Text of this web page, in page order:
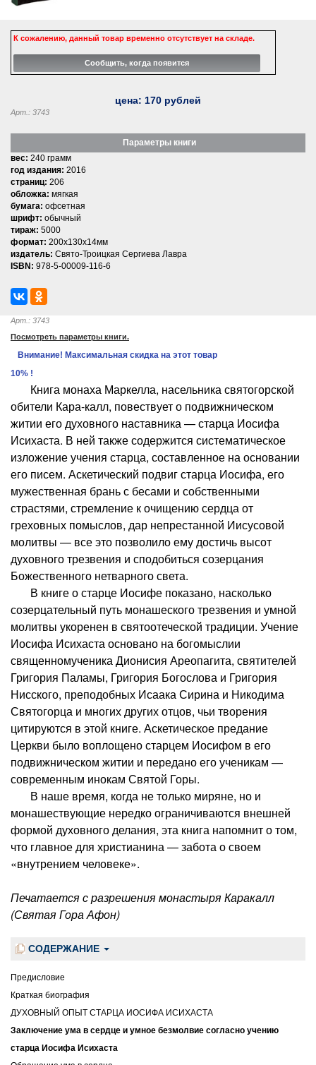
К сожалению, данный товар временно отсутствует на складе.
цена: 170 рублей
Арт.: 3743
Параметры книги
вес: 240 грамм
год издания: 2016
страниц: 206
обложка: мягкая
бумага: офсетная
шрифт: обычный
тираж: 5000
формат: 200x130x14мм
издатель: Свято-Троицкая Сергиева Лавра
ISBN: 978-5-00009-116-6
Арт.: 3743
Посмотреть параметры книги.
Внимание! Максимальная скидка на этот товар
10% !
Книга монаха Маркелла, насельника святогорской
обители Кара-калл, повествует о подвижническом
житии его духовного наставника — старца Иосифа
Исихаста. В ней также содержится систематическое
изложение учения старца, составленное на основании
его писем. Аскетический подвиг старца Иосифа, его
мужественная брань с бесами и собственными
страстями, стремление к очищению сердца от
греховных помыслов, дар непрестанной Иисусовой
молитвы — все это позволило ему достичь высот
духовного трезвения и сподобиться созерцания
Божественного нетварного света.
В книге о старце Иосифе показано, насколько
созерцательный путь монашеского трезвения и умной
молитвы укоренен в святоотеческой традиции. Учение
Иосифа Исихаста основано на богомыслии
священномученика Дионисия Ареопагита, святителей
Григория Паламы, Григория Богослова и Григория
Нисского, преподобных Исаака Сирина и Никодима
Святогорца и многих других отцов, чьи творения
цитируются в этой книге. Аскетическое предание
Церкви было воплощено старцем Иосифом в его
подвижническом житии и передано его ученикам —
современным инокам Святой Горы.
В наше время, когда не только миряне, но и
монашествующие нередко ограничиваются внешней
формой духовного делания, эта книга напомнит о том,
что главное для христианина — забота о своем
«внутрением человеке».
Печатается с разрешения монастыря Каракалл
(Святая Гора Афон)
СОДЕРЖАНИЕ
Предисловие
Краткая биография
ДУХОВНЫЙ ОПЫТ СТАРЦА ИОСИФА ИСИХАСТА
Заключение ума в сердце и умное безмолвие согласно учению
старца Иосифа Исихаста